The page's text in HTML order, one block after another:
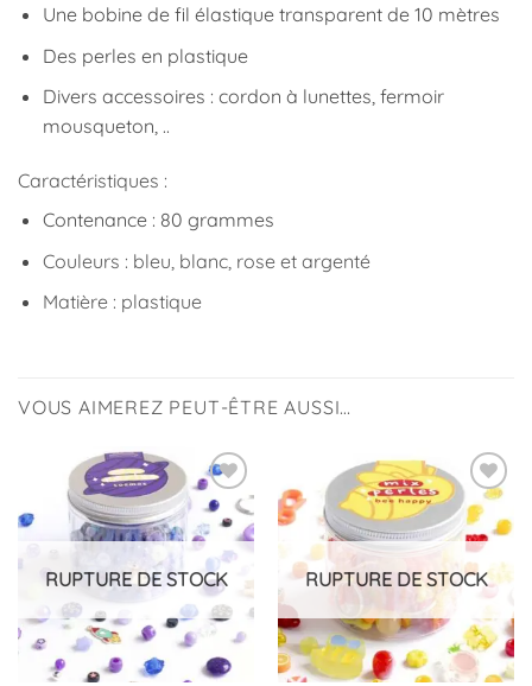
Une bobine de fil élastique transparent de 10 mètres
Des perles en plastique
Divers accessoires : cordon à lunettes, fermoir
mousqueton, ..
Caractéristiques :
Contenance : 80 grammes
Couleurs : bleu, blanc, rose et argenté
Matière : plastique
VOUS AIMEREZ PEUT-ÊTRE AUSSI…
Ajouter
à la
liste
d’envies
RUPTURE DE STOCK
Ajouter
à la
liste
d’envies
RUPTURE DE STOCK